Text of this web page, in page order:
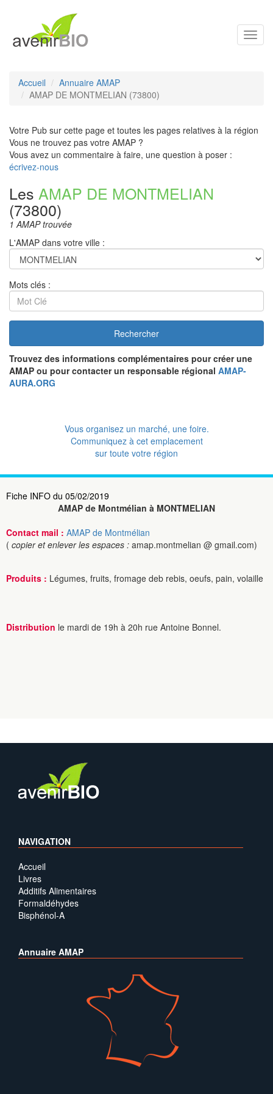
Accueil
Annuaire AMAP
AMAP DE MONTMELIAN (73800)
Votre Pub sur cette page et toutes les pages relatives à la région
Vous ne trouvez pas votre AMAP ?
Vous avez un commentaire à faire, une question à poser :
écrivez-nous
Les AMAP DE MONTMELIAN
(73800)
1 AMAP trouvée
L'AMAP dans votre ville :
Mots clés :
Rechercher
Trouvez des informations complémentaires pour créer une
AMAP ou pour contacter un responsable régional AMAP-
AURA.ORG
Vous organisez un marché, une foire.
Communiquez à cet emplacement
sur toute votre région
Fiche INFO du 05/02/2019
AMAP de Montmélian à MONTMELIAN
Contact mail : AMAP de Montmélian
( copier et enlever les espaces : amap.montmelian @ gmail.com)
Produits : Légumes, fruits, fromage deb rebis, oeufs, pain, volaille
Distribution le mardi de 19h à 20h rue Antoine Bonnel.
NAVIGATION
Accueil
Livres
Additifs Alimentaires
Formaldéhydes
Bisphénol-A
Annuaire AMAP